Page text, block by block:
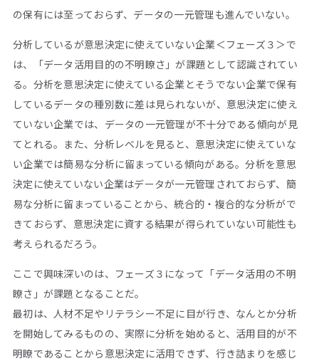
の保有には至っておらず、データの一元管理も進んでいない。
分析しているが意思決定に使えていない企業＜フェーズ３＞で
は、「データ活用目的の不明瞭さ」が課題として認識されてい
る。分析を意思決定に使えている企業とそうでない企業で保有
しているデータの種別数に差は見られないが、意思決定に使え
ていない企業では、データの一元管理が不十分である傾向が見
てとれる。また、分析レベルを見ると、意思決定に使えていな
い企業では簡易な分析に留まっている傾向がある。分析を意思
決定に使えていない企業はデータが一元管理されておらず、簡
易な分析に留まっていることから、統合的・複合的な分析がで
きておらず、意思決定に資する結果が得られていない可能性も
考えられるだろう。
ここで興味深いのは、フェーズ３になって「データ活用の不明
瞭さ」が課題となることだ。
最初は、人材不足やリテラシー不足に目が行き、なんとか分析
を開始してみるものの、実際に分析を始めると、活用目的が不
明瞭であることから意思決定に活用できず、行き詰まりを感じ